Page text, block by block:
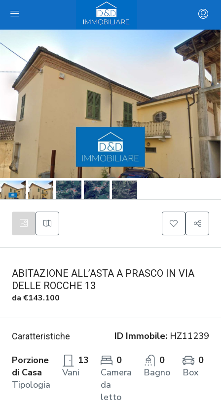
ABITAZIONE ALL’ASTA A PRASCO IN VIA
DELLE ROCCHE 13
da €143.100
Caratteristiche ID Immobile: HZ11239
Porzione
di Casa
Tipologia
13
Vani
0
Camera
da
letto
0
Bagno
0
Box